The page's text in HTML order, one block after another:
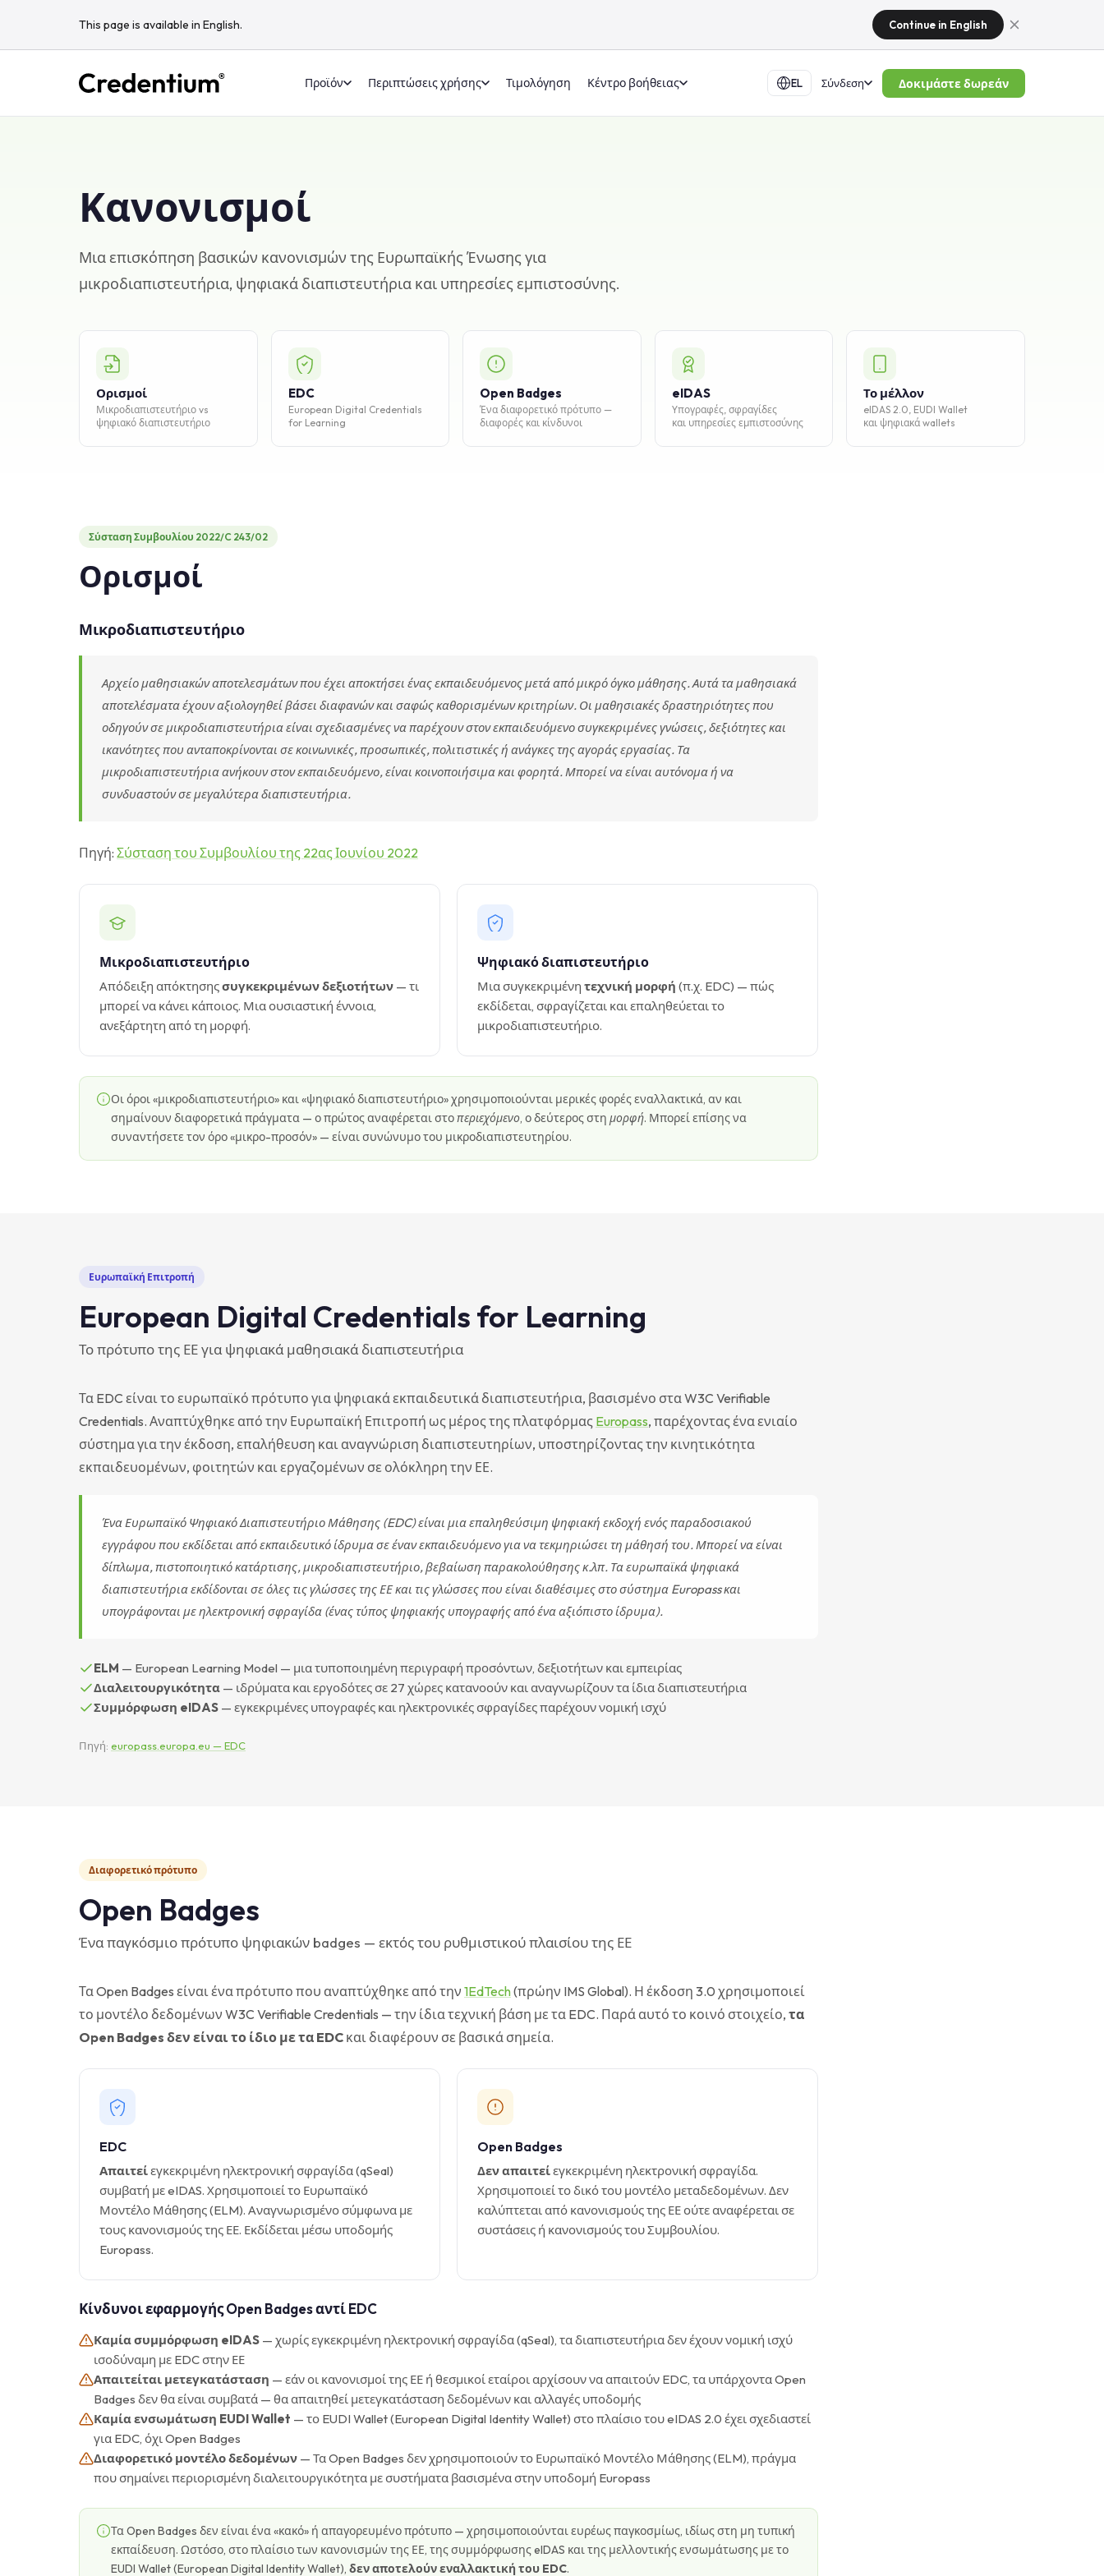
This page is available in English. Continue in English
Προϊόν Περιπτώσεις χρήσης Τιμολόγηση Κέντρο βοήθειας EL Σύνδεση Δοκιμάστε δωρεάν
Κανονισμοί
Μια επισκόπηση βασικών κανονισμών της Ευρωπαϊκής Ένωσης για
μικροδιαπιστευτήρια, ψηφιακά διαπιστευτήρια και υπηρεσίες εμπιστοσύνης.
Ορισμοί
Μικροδιαπιστευτήριο vs
ψηφιακό διαπιστευτήριο
EDC
European Digital Credentials
for Learning
Open Badges
Ένα διαφορετικό πρότυπο —
διαφορές και κίνδυνοι
eIDAS
Υπογραφές, σφραγίδες
και υπηρεσίες εμπιστοσύνης
Το μέλλον
eIDAS 2.0, EUDI Wallet
και ψηφιακά wallets
Σύσταση Συμβουλίου 2022/C 243/02
Ορισμοί
Μικροδιαπιστευτήριο
Αρχείο μαθησιακών αποτελεσμάτων που έχει αποκτήσει ένας εκπαιδευόμενος μετά από μικρό όγκο μάθησης. Αυτά τα μαθησιακά
αποτελέσματα έχουν αξιολογηθεί βάσει διαφανών και σαφώς καθορισμένων κριτηρίων. Οι μαθησιακές δραστηριότητες που
οδηγούν σε μικροδιαπιστευτήρια είναι σχεδιασμένες να παρέχουν στον εκπαιδευόμενο συγκεκριμένες γνώσεις, δεξιότητες και
ικανότητες που ανταποκρίνονται σε κοινωνικές, προσωπικές, πολιτιστικές ή ανάγκες της αγοράς εργασίας. Τα
μικροδιαπιστευτήρια ανήκουν στον εκπαιδευόμενο, είναι κοινοποιήσιμα και φορητά. Μπορεί να είναι αυτόνομα ή να
συνδυαστούν σε μεγαλύτερα διαπιστευτήρια.
Πηγή: Σύσταση του Συμβουλίου της 22ας Ιουνίου 2022
Μικροδιαπιστευτήριο
Απόδειξη απόκτησηςσυγκεκριμένων δεξιοτήτων — τι
μπορεί να κάνει κάποιος. Μια ουσιαστική έννοια,
ανεξάρτητη από τη μορφή.
Ψηφιακό διαπιστευτήριο
Μια συγκεκριμένη τεχνική μορφή (π.χ. EDC) — πώς
εκδίδεται, σφραγίζεται και επαληθεύεται το
μικροδιαπιστευτήριο.
Οι όροι «μικροδιαπιστευτήριο» και «ψηφιακό διαπιστευτήριο» χρησιμοποιούνται μερικές φορές εναλλακτικά, αν και
σημαίνουν διαφορετικά πράγματα — ο πρώτος αναφέρεται στοπεριεχόμενο, ο δεύτερος στη μορφή. Μπορεί επίσης να
συναντήσετε τον όρο «μικρο-προσόν» — είναι συνώνυμο του μικροδιαπιστευτηρίου.
Ευρωπαϊκή Επιτροπή
European Digital Credentials for Learning
Το πρότυπο της ΕΕ για ψηφιακά μαθησιακά διαπιστευτήρια
Τα EDC είναι το ευρωπαϊκό πρότυπο για ψηφιακά εκπαιδευτικά διαπιστευτήρια, βασισμένο στα W3C Verifiable
Credentials. Αναπτύχθηκε από την Ευρωπαϊκή Επιτροπή ως μέρος της πλατφόρμας Europass, παρέχοντας ένα ενιαίο
σύστημα για την έκδοση, επαλήθευση και αναγνώριση διαπιστευτηρίων, υποστηρίζοντας την κινητικότητα
εκπαιδευομένων, φοιτητών και εργαζομένων σε ολόκληρη την ΕΕ.
Ένα Ευρωπαϊκό Ψηφιακό Διαπιστευτήριο Μάθησης (EDC) είναι μια επαληθεύσιμη ψηφιακή εκδοχή ενός παραδοσιακού
εγγράφου που εκδίδεται από εκπαιδευτικό ίδρυμα σε έναν εκπαιδευόμενο για να τεκμηριώσει τη μάθησή του. Μπορεί να είναι
δίπλωμα, πιστοποιητικό κατάρτισης, μικροδιαπιστευτήριο, βεβαίωση παρακολούθησης κ.λπ. Τα ευρωπαϊκά ψηφιακά
διαπιστευτήρια εκδίδονται σε όλες τις γλώσσες της ΕΕ και τις γλώσσες που είναι διαθέσιμες στο σύστημα Europass και
υπογράφονται με ηλεκτρονική σφραγίδα (ένας τύπος ψηφιακής υπογραφής από ένα αξιόπιστο ίδρυμα).
ELM — European Learning Model — μια τυποποιημένη περιγραφή προσόντων, δεξιοτήτων και εμπειρίας
Διαλειτουργικότητα — ιδρύματα και εργοδότες σε 27 χώρες κατανοούν και αναγνωρίζουν τα ίδια διαπιστευτήρια
Συμμόρφωση eIDAS — εγκεκριμένες υπογραφές και ηλεκτρονικές σφραγίδες παρέχουν νομική ισχύ
Πηγή: europass.europa.eu — EDC
Διαφορετικό πρότυπο
Open Badges
Ένα παγκόσμιο πρότυπο ψηφιακών badges — εκτός του ρυθμιστικού πλαισίου της ΕΕ
Τα Open Badges είναι ένα πρότυπο που αναπτύχθηκε από την 1EdTech(πρώην IMS Global). Η έκδοση 3.0 χρησιμοποιεί
το μοντέλο δεδομένων W3C Verifiable Credentials — την ίδια τεχνική βάση με τα EDC. Παρά αυτό το κοινό στοιχείο, τα
Open Badges δεν είναι το ίδιο με τα EDC και διαφέρουν σε βασικά σημεία.
EDC
Απαιτείεγκεκριμένη ηλεκτρονική σφραγίδα (qSeal)
συμβατή με eIDAS. Χρησιμοποιεί το Ευρωπαϊκό
Μοντέλο Μάθησης (ELM). Αναγνωρισμένο σύμφωνα με
τους κανονισμούς της ΕΕ. Εκδίδεται μέσω υποδομής
Europass.
Open Badges
Δεν απαιτείεγκεκριμένη ηλεκτρονική σφραγίδα.
Χρησιμοποιεί το δικό του μοντέλο μεταδεδομένων. Δεν
καλύπτεται από κανονισμούς της ΕΕ ούτε αναφέρεται σε
συστάσεις ή κανονισμούς του Συμβουλίου.
Κίνδυνοι εφαρμογής Open Badges αντί EDC
Καμία συμμόρφωση eIDAS — χωρίς εγκεκριμένη ηλεκτρονική σφραγίδα (qSeal), τα διαπιστευτήρια δεν έχουν νομική ισχύ
ισοδύναμη με EDC στην ΕΕ
Απαιτείται μετεγκατάσταση — εάν οι κανονισμοί της ΕΕ ή θεσμικοί εταίροι αρχίσουν να απαιτούν EDC, τα υπάρχοντα Open
Badges δεν θα είναι συμβατά — θα απαιτηθεί μετεγκατάσταση δεδομένων και αλλαγές υποδομής
Καμία ενσωμάτωση EUDI Wallet — το EUDI Wallet (European Digital Identity Wallet) στο πλαίσιο του eIDAS 2.0 έχει σχεδιαστεί
για EDC, όχι Open Badges
Διαφορετικό μοντέλο δεδομένων — Τα Open Badges δεν χρησιμοποιούν το Ευρωπαϊκό Μοντέλο Μάθησης (ELM), πράγμα
που σημαίνει περιορισμένη διαλειτουργικότητα με συστήματα βασισμένα στην υποδομή Europass
Τα Open Badges δεν είναι ένα «κακό» ή απαγορευμένο πρότυπο — χρησιμοποιούνται ευρέως παγκοσμίως, ιδίως στη μη τυπική
εκπαίδευση. Ωστόσο, στο πλαίσιο των κανονισμών της ΕΕ, της συμμόρφωσης eIDAS και της μελλοντικής ενσωμάτωσης με το
EUDI Wallet (European Digital Identity Wallet), δεν αποτελούν εναλλακτική του EDC.